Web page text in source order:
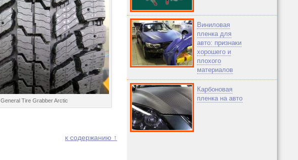
General Tire Grabber Arctic
к содержанию ↑
Виниловая
пленка для
авто: признаки
хорошего и
плохого
материалов
Карбоновая
пленка на авто